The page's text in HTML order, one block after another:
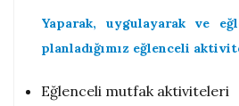
Yaparak, uygulayarak ve
planladığımız eğlenceli
Eğlenceli mutfak aktiviteleri